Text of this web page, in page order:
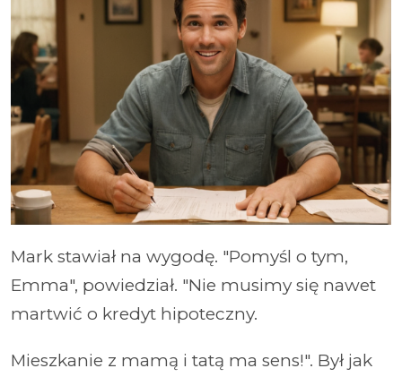
Mark stawiał na wygodę. "Pomyśl o tym,
Emma", powiedział. "Nie musimy się nawet
martwić o kredyt hipoteczny.
Mieszkanie z mamą i tatą ma sens!". Był jak